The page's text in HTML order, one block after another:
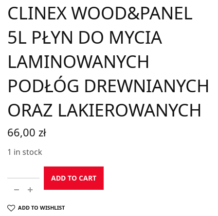
CLINEX WOOD&PANEL
5L PŁYN DO MYCIA
LAMINOWANYCH
PODŁÓG DREWNIANYCH
ORAZ LAKIEROWANYCH
66,00 zł
1 in stock
ADD TO CART
ADD TO WISHLIST